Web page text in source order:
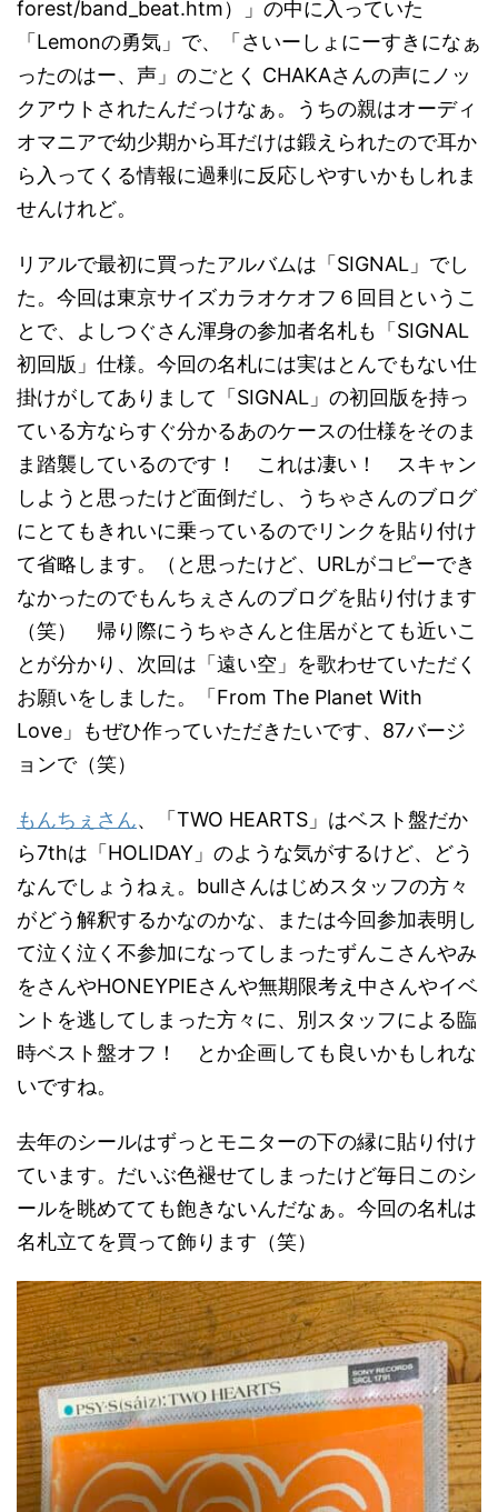
forest/band_beat.htm）」の中に入っていた
「Lemonの勇気」で、「さいーしょにーすきになぁ
ったのはー、声」のごとく CHAKAさんの声にノッ
クアウトされたんだっけなぁ。うちの親はオーディ
オマニアで幼少期から耳だけは鍛えられたので耳か
ら入ってくる情報に過剰に反応しやすいかもしれま
せんけれど。
リアルで最初に買ったアルバムは「SIGNAL」でし
た。今回は東京サイズカラオケオフ６回目というこ
とで、よしつぐさん渾身の参加者名札も「SIGNAL
初回版」仕様。今回の名札には実はとんでもない仕
掛けがしてありまして「SIGNAL」の初回版を持っ
ている方ならすぐ分かるあのケースの仕様をそのま
ま踏襲しているのです！ これは凄い！ スキャン
しようと思ったけど面倒だし、うちゃさんのブログ
にとてもきれいに乗っているのでリンクを貼り付け
て省略します。（と思ったけど、URLがコピーでき
なかったのでもんちぇさんのブログを貼り付けます
（笑） 帰り際にうちゃさんと住居がとても近いこ
とが分かり、次回は「遠い空」を歌わせていただく
お願いをしました。「From The Planet With
Love」もぜひ作っていただきたいです、87バージ
ョンで（笑）
もんちぇさん、「TWO HEARTS」はベスト盤だか
ら7thは「HOLIDAY」のような気がするけど、どう
なんでしょうねぇ。bullさんはじめスタッフの方々
がどう解釈するかなのかな、または今回参加表明し
て泣く泣く不参加になってしまったずんこさんやみ
をさんやHONEYPIEさんや無期限考え中さんやイベ
ントを逃してしまった方々に、別スタッフによる臨
時ベスト盤オフ！ とか企画しても良いかもしれな
いですね。
去年のシールはずっとモニターの下の縁に貼り付け
ています。だいぶ色褪せてしまったけど毎日このシ
ールを眺めてても飽きないんだなぁ。今回の名札は
名札立てを買って飾ります（笑）